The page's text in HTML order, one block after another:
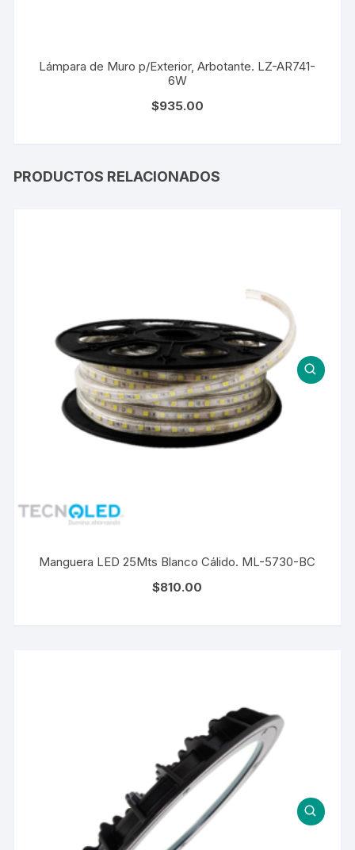
Lámpara de Muro p/Exterior, Arbotante. LZ-AR741-
6W
$935.00
PRODUCTOS RELACIONADOS
Manguera LED 25Mts Blanco Cálido. ML-5730-BC
$810.00